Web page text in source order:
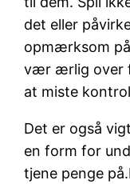
det eller
opmærksom
vær ærlig over
at miste
Det er også
en form for
tjene penge